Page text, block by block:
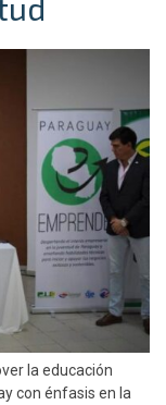
la educación
con énfasis en la